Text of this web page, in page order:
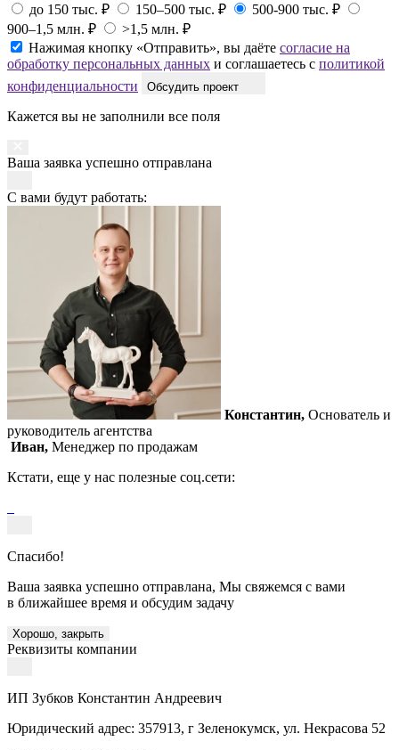
до 150 тыс. ₽
150–500 тыс. ₽
500-900 тыс. ₽
900–1,5 млн. ₽
>1,5 млн. ₽
Нажимая кнопку «Отправить», вы даёте согласие на
обработку персональных данных и соглашаетесь с политикой
конфиденциальности
Обсудить проект
Кажется вы не заполнили все поля
Ваша заявка успешно отправлана
С вами будут работать:
Константин, Основатель и
руководитель агентства
Иван, Менеджер по продажам
Кстати, еще у нас полезные соц.сети:
Спасибо!
Ваша заявка успешно отправлана, Мы свяжемся с вами
в ближайшее время и обсудим задачу
Хорошо, закрыть
Реквизиты компании
ИП Зубков Константин Андреевич
Юридический адрес: 357913, г Зеленокумск, ул. Некрасова 52